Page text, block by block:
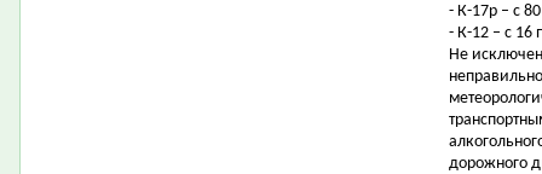
- К-17р – с
- К-12 – с 16
Не
дорожного